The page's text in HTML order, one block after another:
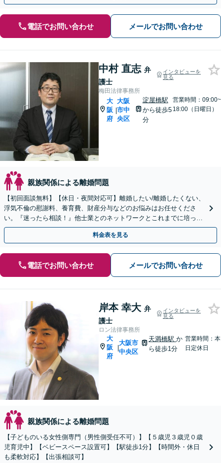
電話でお問い合わせ メールでお問い合わせ
中村 直志 弁
護士
インタビューを
見る
梅田法律事務所
大
阪
府
|
大阪
市中
央区
淀屋橋駅
から徒歩5
分
営業時間：09:00~
18:00（日曜日）
親族関係による離婚問題
【初回面談無料】【休日・夜間対応可】離婚したい/離婚したくない、
浮気不倫の慰謝料、養育費、財産分与などのお悩みはお任せくださ
い。『迷ったら相談！』他士業とのネットワークとこれまでに培った
ノウハウを駆使して最後まで寄り添ってサポートします。
料金表を見る
電話でお問い合わせ メールでお問い合わせ
岸本 幸大 弁
護士
インタビューを
見る
ロン法律事務所
大
阪
府
|
大阪市
中央区
天満橋駅か
ら徒歩1分
営業時間：本
日定休日
親族関係による離婚問題
【子どものいる女性側専門（男性側受任不可）】【５歳児３歳児０歳
児育児中】【ベビースペース設置可】【駅徒歩1分】【時間外・休日
も柔軟対応】【出張相談可】